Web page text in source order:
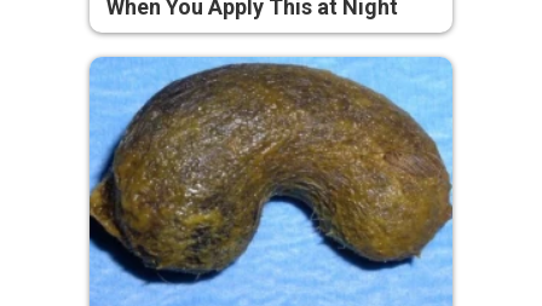
When You Apply This at Night